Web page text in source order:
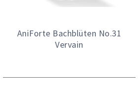
AniForte Bachblüten No.31
Vervain